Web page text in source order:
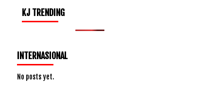
KJ TRENDING
INTERNASIONAL
No posts yet.